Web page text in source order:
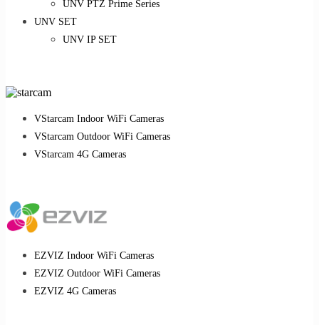
UNV PTZ Prime Series
UNV SET
UNV IP SET
VStarcam Indoor WiFi Cameras
VStarcam Outdoor WiFi Cameras
VStarcam 4G Cameras
EZVIZ Indoor WiFi Cameras
EZVIZ Outdoor WiFi Cameras
EZVIZ 4G Cameras